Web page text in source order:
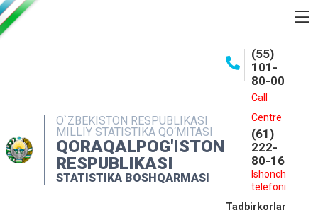
O`ZBEKISTON RESPUBLIKASI
MILLIY STATISTIKA QO‘MITASI
QORAQALPOG'ISTON
RESPUBLIKASI
STATISTIKA BOSHQARMASI
(55)
101-
80-00
Call
Centre
(61)
222-
80-16
Ishonch
telefoni
Tadbirkorlar
INTERAKTIV XIZMATLAR
MATBUOT XIZMATI
MUROJAATLAR